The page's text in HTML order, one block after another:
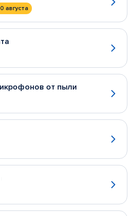
августа
от пыли